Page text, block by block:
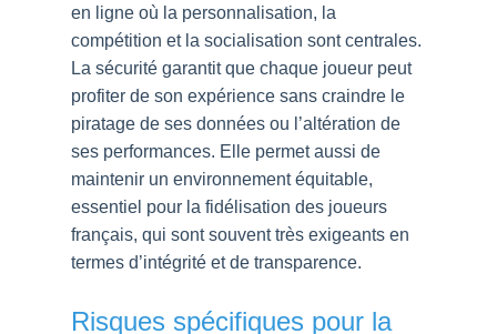
en ligne où la personnalisation, la
compétition et la socialisation sont centrales.
La sécurité garantit que chaque joueur peut
profiter de son expérience sans craindre le
piratage de ses données ou l’altération de
ses performances. Elle permet aussi de
maintenir un environnement équitable,
essentiel pour la fidélisation des joueurs
français, qui sont souvent très exigeants en
termes d’intégrité et de transparence.
Risques spécifiques pour la